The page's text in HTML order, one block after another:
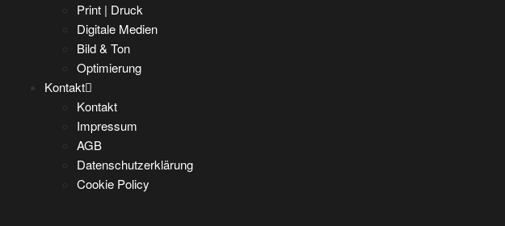
Print | Druck
Digitale Medien
Bild & Ton
Optimierung
Kontakt
Kontakt
Impressum
AGB
Datenschutzerklärung
Cookie Policy